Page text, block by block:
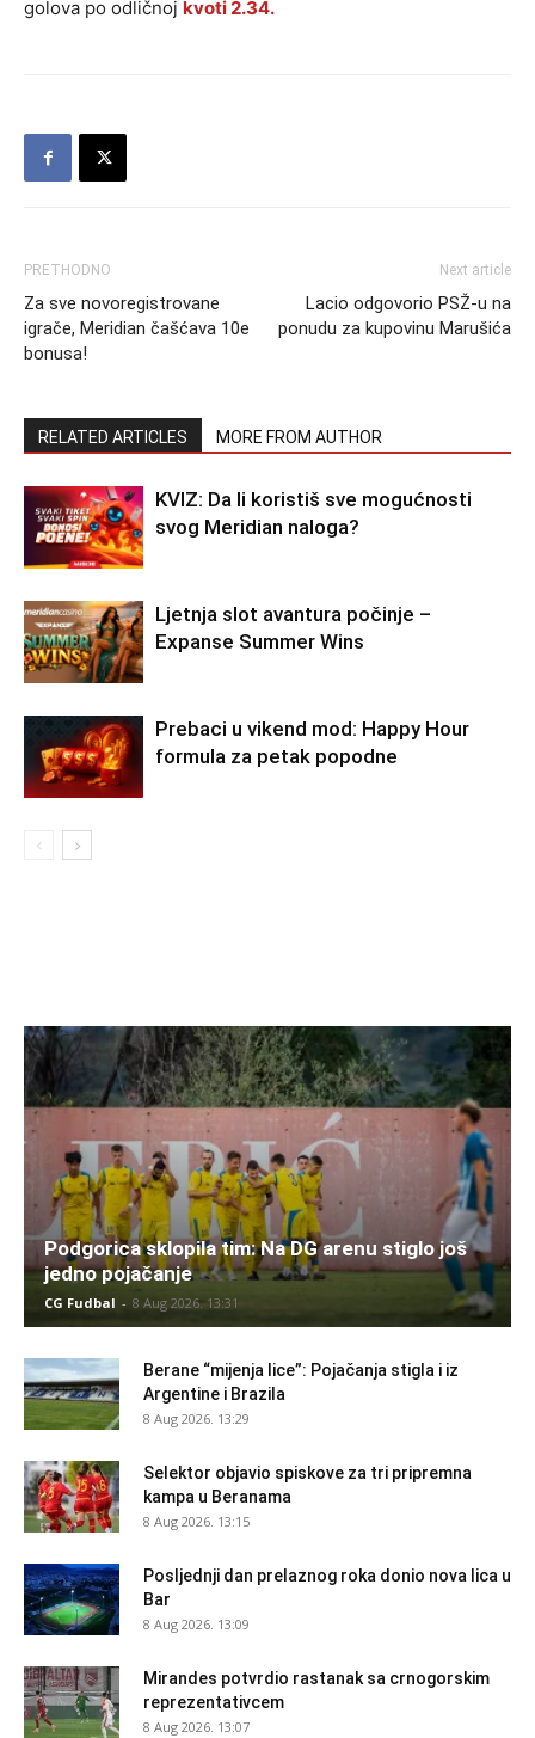
golova po odličnoj kvoti 2.34.
PRETHODNO
Za sve novoregistrovane
igrače, Meridian čašćava 10e
bonusa!
Next article
Lacio odgovorio PSŽ-u na
ponudu za kupovinu Marušića
RELATED ARTICLES MORE FROM AUTHOR
KVIZ: Da li koristiš sve mogućnosti
svog Meridian naloga?
Ljetnja slot avantura počinje –
Expanse Summer Wins
Prebaci u vikend mod: Happy Hour
formula za petak popodne
Podgorica sklopila tim: Na DG arenu stiglo još
jedno pojačanje
CG Fudbal - 8 Aug 2026. 13:31
Berane “mijenja lice”: Pojačanja stigla i iz
Argentine i Brazila
8 Aug 2026. 13:29
Selektor objavio spiskove za tri pripremna
kampa u Beranama
8 Aug 2026. 13:15
Posljednji dan prelaznog roka donio nova lica u
Bar
8 Aug 2026. 13:09
Mirandes potvrdio rastanak sa crnogorskim
reprezentativcem
8 Aug 2026. 13:07